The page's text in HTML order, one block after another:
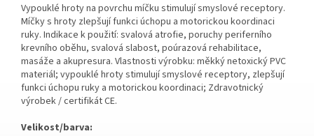
Vypouklé hroty na povrchu míčku stimulují smyslové receptory.
Míčky s hroty zlepšují funkci úchopu a motorickou koordinaci
ruky. Indikace k použití: svalová atrofie, poruchy periferního
krevního oběhu, svalová slabost, poúrazová rehabilitace,
masáže a akupresura. Vlastnosti výrobku: měkký netoxický PVC
materiál; vypouklé hroty stimulují smyslové receptory, zlepšují
funkci úchopu ruky a motorickou koordinaci; Zdravotnický
výrobek / certifikát CE.
Velikost/barva: